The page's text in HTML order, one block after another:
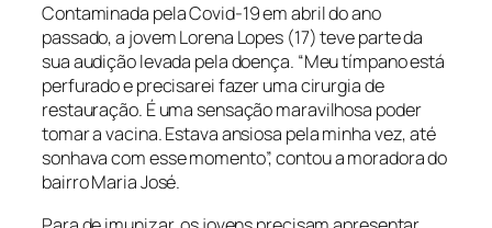
Contaminada pela Covid-19 em abril do ano
passado, a jovem Lorena Lopes (17) teve parte da
sua audição levada pela doença. “Meu tímpano está
perfurado e precisarei fazer uma cirurgia de
restauração. É uma sensação maravilhosa poder
tomar a vacina. Estava ansiosa pela minha vez, até
sonhava com esse momento”, contou a moradora do
bairro Maria José.